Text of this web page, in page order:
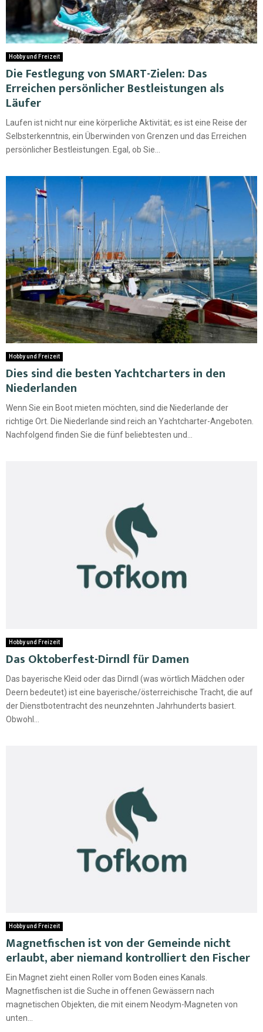
Hobby und Freizeit
Die Festlegung von SMART-Zielen: Das
Erreichen persönlicher Bestleistungen als
Läufer
Laufen ist nicht nur eine körperliche Aktivität; es ist eine Reise der
Selbsterkenntnis, ein Überwinden von Grenzen und das Erreichen
persönlicher Bestleistungen. Egal, ob Sie...
Hobby und Freizeit
Dies sind die besten Yachtcharters in den
Niederlanden
Wenn Sie ein Boot mieten möchten, sind die Niederlande der
richtige Ort. Die Niederlande sind reich an Yachtcharter-Angeboten.
Nachfolgend finden Sie die fünf beliebtesten und...
Hobby und Freizeit
Das Oktoberfest-Dirndl für Damen
Das bayerische Kleid oder das Dirndl (was wörtlich Mädchen oder
Deern bedeutet) ist eine bayerische/österreichische Tracht, die auf
der Dienstbotentracht des neunzehnten Jahrhunderts basiert.
Obwohl...
Hobby und Freizeit
Magnetfischen ist von der Gemeinde nicht
erlaubt, aber niemand kontrolliert den Fischer
Ein Magnet zieht einen Roller vom Boden eines Kanals.
Magnetfischen ist die Suche in offenen Gewässern nach
magnetischen Objekten, die mit einem Neodym-Magneten von
unten...